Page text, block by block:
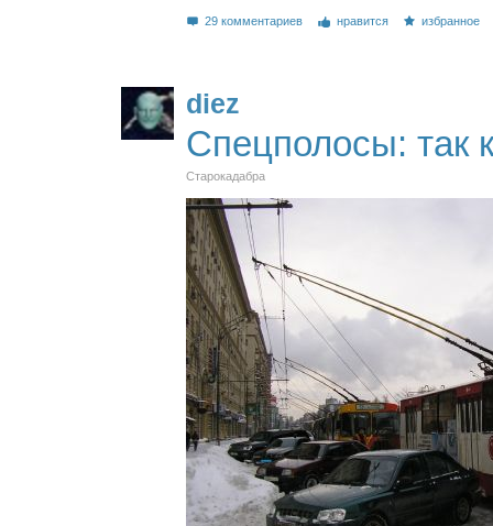
29 комментариев нравится избранное
diez
Спецполосы: так
Старокадабра